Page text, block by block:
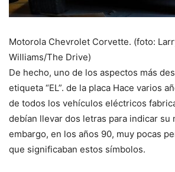
Motorola Chevrolet Corvette. (foto:
Williams/The Drive)
De hecho, uno de los aspectos más
etiqueta “EL”. de la placa Hace varios
de todos los vehículos eléctricos
debían llevar dos letras para indicar su
embargo, en los años 90, muy pocas
que significaban estos símbolos.